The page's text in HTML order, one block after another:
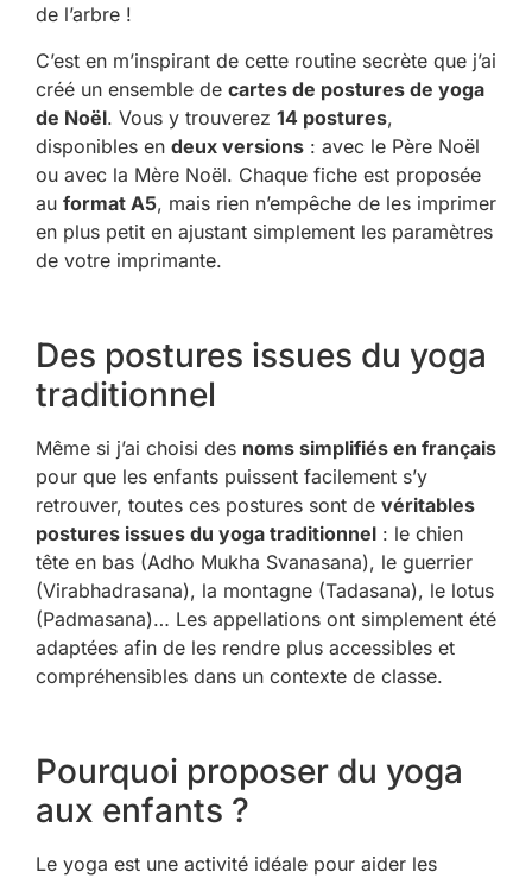
de l’arbre !
C’est en m’inspirant de cette routine secrète que j’ai
créé un ensemble de cartes de postures de yoga
de Noël. Vous y trouverez 14 postures,
disponibles en deux versions : avec le Père Noël
ou avec la Mère Noël. Chaque fiche est proposée
au format A5, mais rien n’empêche de les imprimer
en plus petit en ajustant simplement les paramètres
de votre imprimante.
Des postures issues du yoga
traditionnel
Même si j’ai choisi des noms simplifiés en français
pour que les enfants puissent facilement s’y
retrouver, toutes ces postures sont de véritables
postures issues du yoga traditionnel : le chien
tête en bas (Adho Mukha Svanasana), le guerrier
(Virabhadrasana), la montagne (Tadasana), le lotus
(Padmasana)… Les appellations ont simplement été
adaptées afin de les rendre plus accessibles et
compréhensibles dans un contexte de classe.
Pourquoi proposer du yoga
aux enfants ?
Le yoga est une activité idéale pour aider les